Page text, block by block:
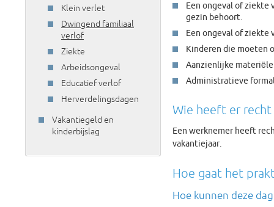
Klein verlet
Dwingend familiaal
verlof
Ziekte
Arbeidsongeval
Educatief verlof
Herverdelingsdagen
Vakantiegeld en
kinderbijslag
Een ongeval of ziekte
gezin behoort.
Een ongeval of ziekte
Kinderen die moeten
Aanzienlijke materiële
Administratieve
Wie heeft er
Een werknemer heeft
vakantiejaar.
Hoe gaat het
Hoe kunnen deze